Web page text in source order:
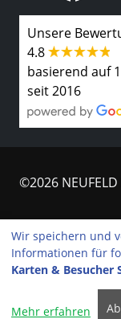
Unsere
4.8
basierend auf
seit 2016
©2026 NEUFELD
Wir speichern und
Informationen für
Karten & Besucher
Mehr erfahren